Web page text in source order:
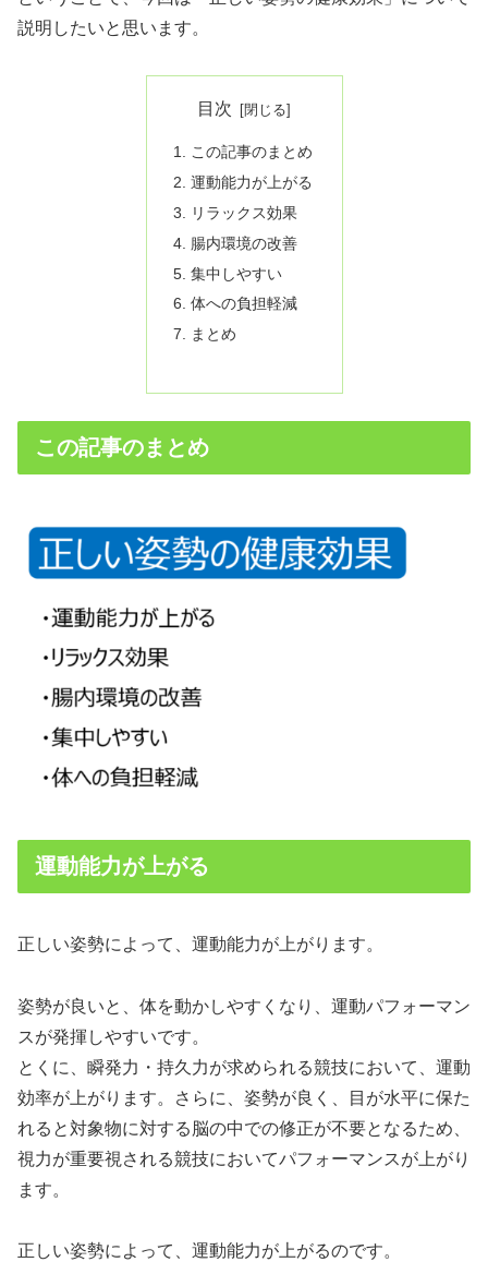
説明したいと思います。
目次
この記事のまとめ
運動能力が上がる
リラックス効果
腸内環境の改善
集中しやすい
体への負担軽減
まとめ
この記事のまとめ
運動能力が上がる
正しい姿勢によって、運動能力が上がります。
姿勢が良いと、体を動かしやすくなり、運動パフォーマン
スが発揮しやすいです。
とくに、瞬発力・持久力が求められる競技において、運動
効率が上がります。さらに、姿勢が良く、目が水平に保た
れると対象物に対する脳の中での修正が不要となるため、
視力が重要視される競技においてパフォーマンスが上がり
ます。
正しい姿勢によって、運動能力が上がるのです。